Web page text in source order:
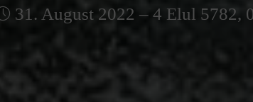
31. August 2022 – 4 Elul 5782,